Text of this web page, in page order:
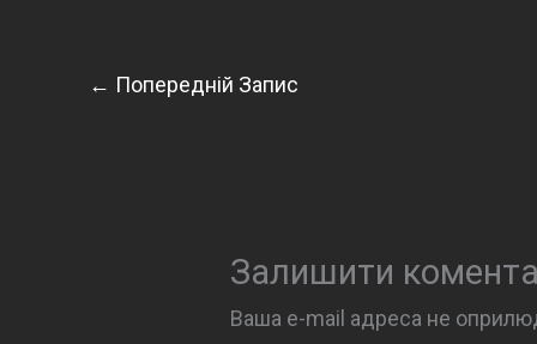
← Попередній Запис
Залишити
Ваша e-mail адреса не